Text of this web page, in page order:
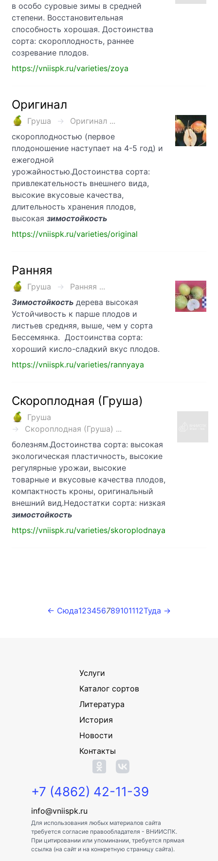
в особо суровые зимы в средней
степени. Восстановительная
способность хорошая. Достоинства
сорта: скороплодность, раннее
созревание плодов.
https://vniispk.ru/varieties/zoya
Оригинал
Груша
Оригинал ...
скороплодностью (первое
плодоношение наступает на 4-5 год) и
ежегодной
урожайностью.Достоинства сорта:
привлекательность внешнего вида,
высокие вкусовые качества,
длительность хранения плодов,
высокая зимостойкость
https://vniispk.ru/varieties/original
Ранняя
Груша
Ранняя ...
Зимостойкость дерева высокая
Устойчивость к парше плодов и
листьев средняя, выше, чем у сорта
Бессемянка. Достоинства сорта:
хороший кисло-сладкий вкус плодов.
https://vniispk.ru/varieties/rannyaya
Скороплодная (Груша)
Груша
Скороплодная (Груша) ...
болезням.Достоинства сорта: высокая
экологическая пластичность, высокие
регулярные урожаи, высокие
товарные и вкусовые качества плодов,
компактность кроны, оригинальный
внешний вид.Недостатки сорта: низкая
зимостойкость
https://vniispk.ru/varieties/skoroplodnaya
← Сюда123456789101112Туда →
Услуги
Каталог сортов
Литература
История
Новости
Контакты
+7 (4862) 42-11-39
info@vniispk.ru
Для использования любых материалов сайта
требуется согласие правообладателя - ВНИИСПК.
При цитировании или упоминании, требуется прямая
ссылка (на сайт и на конкретную страницу сайта).